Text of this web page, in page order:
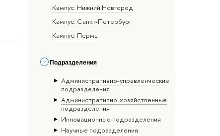
Кампус: Нижний Новгород
Кампус: Санкт-Петербург
Кампус: Пермь
Подразделения
Административно-управленческие
подразделения
Административно-хозяйственные
подразделения
Инновационные подразделения
Научные подразделения